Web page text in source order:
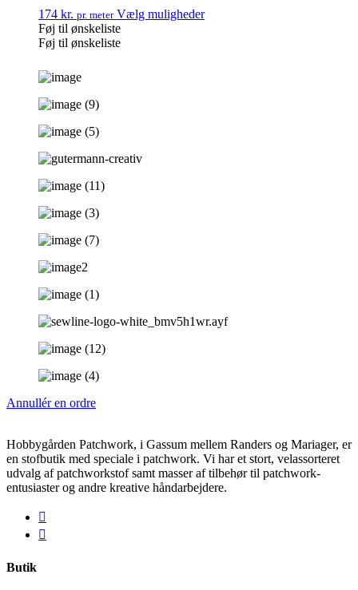
174 kr. pr. meter Vælg muligheder
Føj til ønskeliste
Føj til ønskeliste
Annullér en ordre
Hobbygården Patchwork, i Gassum mellem Randers og Mariager, er
en stofbutik med speciale i patchwork. Vi har et stort, velassorteret
udvalg af patchworkstof samt masser af tilbehør til patchwork-
entusiaster og andre kreative håndarbejdere.
Butik